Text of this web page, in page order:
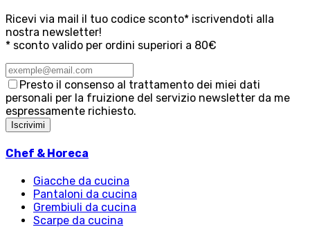
Ricevi via mail il tuo codice sconto* iscrivendoti alla
nostra newsletter!
* sconto valido per ordini superiori a 80€
Presto il consenso al trattamento dei miei dati
personali per la fruizione del servizio newsletter da me
espressamente richiesto.
Iscrivimi
Chef & Horeca
Giacche da cucina
Pantaloni da cucina
Grembiuli da cucina
Scarpe da cucina